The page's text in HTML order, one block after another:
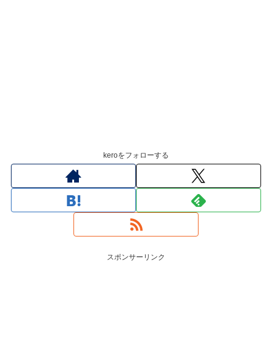
keroをフォローする
スポンサーリンク